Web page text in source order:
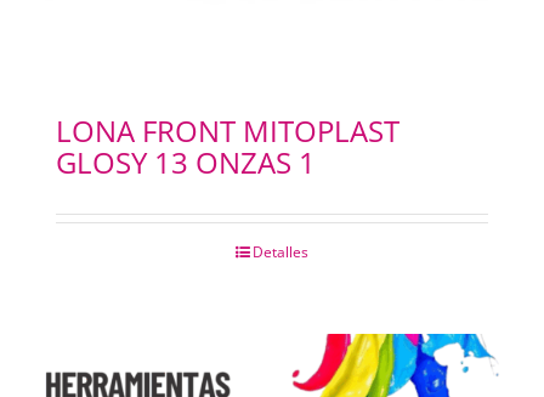
LONA FRONT MITOPLAST
GLOSY 13 ONZAS 1
Detalles